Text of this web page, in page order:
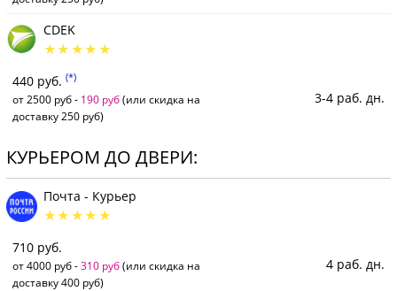
CDEK
440 руб. (*)
от 2500 руб - 190 руб(или скидка на
доставку 250 руб)
3-4 раб. дн.
КУРЬЕРОМ ДО ДВЕРИ:
Почта - Курьер
710 руб.
от 4000 руб -310 руб(или скидка на
доставку 400 руб)
4 раб. дн.